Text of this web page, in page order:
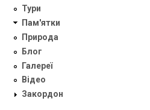
Тури
Пам'ятки
Природа
Блог
Галереї
Відео
Закордон